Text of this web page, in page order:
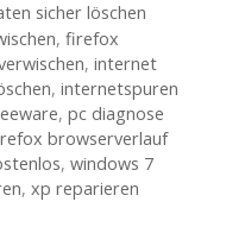
sicher löschen
, firefox
, internet
, internetspuren
, pc diagnose
browserverlauf
, windows 7
, xp reparieren